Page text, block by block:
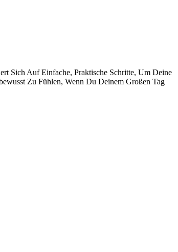
Sich Auf Einfache, Praktische Schritte, Um Deine
Zu Fühlen, Wenn Du Deinem Großen Tag